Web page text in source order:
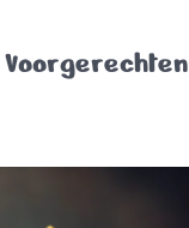
Voorgerechten